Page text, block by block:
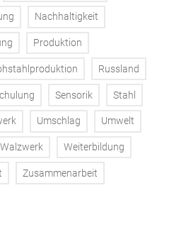
Nachhaltigkeit
Produktion
Russland
Sensorik Stahl
Umschlag Umwelt
Walzwerk Weiterbildung
Zusammenarbeit